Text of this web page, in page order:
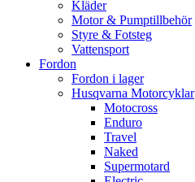
Kläder
Motor & Pumptillbehör
Styre & Fotsteg
Vattensport
Fordon
Fordon i lager
Husqvarna Motorcyklar
Motocross
Enduro
Travel
Naked
Supermotard